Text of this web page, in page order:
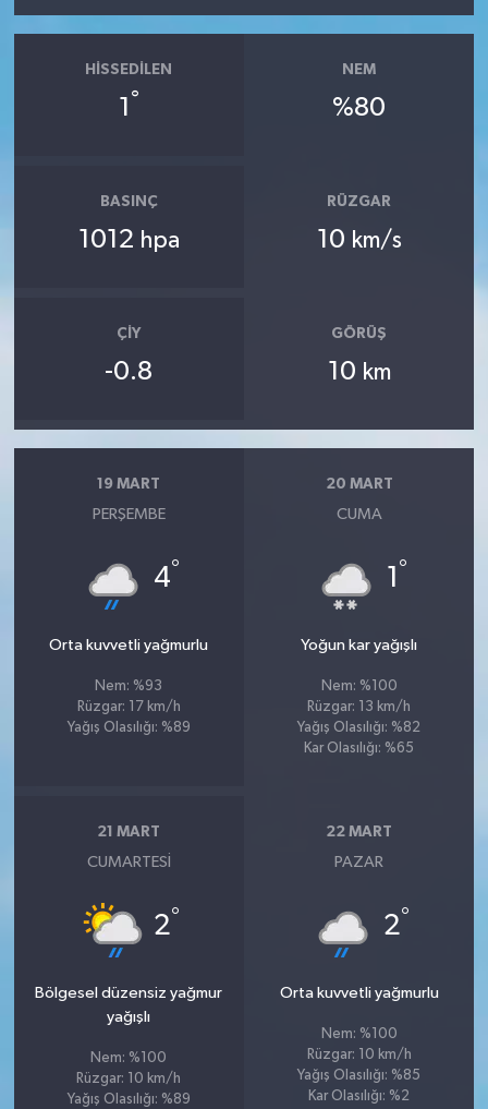
HISSEDILEN
1 °
NEM
%80
BASINÇ
1012 hpa
RÜZGAR
10 km/s
ÇIY
-0.8
GÖRÜŞ
10 km
19 MART
PERŞEMBE
4°
Orta kuvvetli yağmurlu
Nem: %93
Rüzgar: 17 km/h
Yağış Olasılığı: %89
20 MART
CUMA
1 °
Yoğun kar yağışlı
Nem: %100
Rüzgar: 13 km/h
Yağış Olasılığı: %82
Kar Olasılığı: %65
21 MART
CUMARTESI
2°
Bölgesel düzensiz yağmur
yağışlı
Nem: %100
Rüzgar: 10 km/h
Yağış Olasılığı: %89
22 MART
PAZAR
2°
Orta kuvvetli yağmurlu
Nem: %100
Rüzgar: 10 km/h
Yağış Olasılığı: %85
Kar Olasılığı: %2